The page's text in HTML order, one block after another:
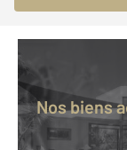
Nos biens actuels ne correspondent pas à